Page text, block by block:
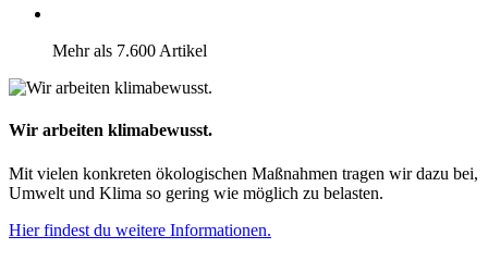
Mehr als 7.600 Artikel
Wir arbeiten klimabewusst.
Mit vielen konkreten ökologischen Maßnahmen tragen wir dazu bei,
Umwelt und Klima so gering wie möglich zu belasten.
Hier findest du weitere Informationen.